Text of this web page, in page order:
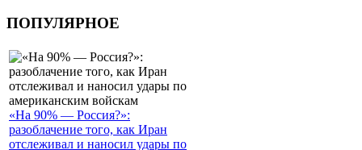
ПОПУЛЯРНОЕ
«На 90% — Россия?»:
разоблачение того, как Иран
отслеживал и наносил удары по